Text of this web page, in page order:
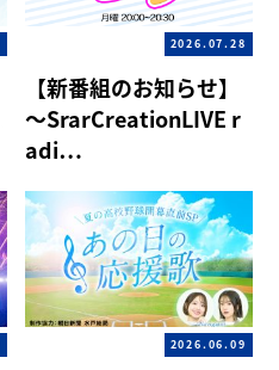
2026.07.28
【新番組のお知らせ】
～SrarCreationLIVE r
adi…
2026.06.09